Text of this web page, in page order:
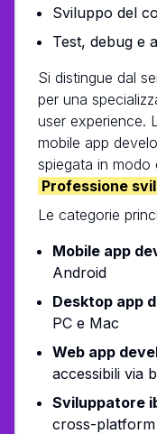
Sviluppo del
Test, debug e
Si distingue dal
per una
user experience.
mobile app
spiegata in modo
Professione
Le categorie
Mobile app
Android
Desktop app
PC e Mac
Web app
accessibili via
Sviluppatore
cross-platform